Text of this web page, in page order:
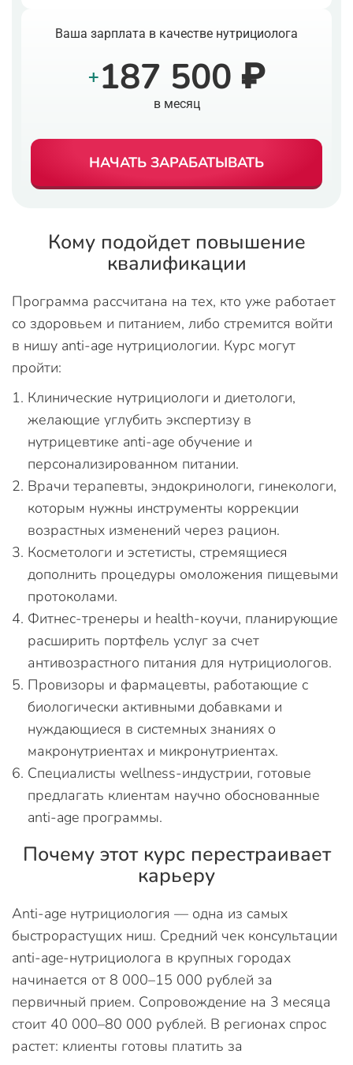
Ваша зарплата в качестве нутрициолога
+187 500 ₽
в месяц
НАЧАТЬ ЗАРАБАТЫВАТЬ
Кому подойдет повышение
квалификации
Программа рассчитана на тех, кто уже работает
со здоровьем и питанием, либо стремится войти
в нишу anti-age нутрициологии. Курс могут
пройти:
Клинические нутрициологи и диетологи,
желающие углубить экспертизу в
нутрицевтике anti-age обучение и
персонализированном питании.
Врачи терапевты, эндокринологи, гинекологи,
которым нужны инструменты коррекции
возрастных изменений через рацион.
Косметологи и эстетисты, стремящиеся
дополнить процедуры омоложения пищевыми
протоколами.
Фитнес-тренеры и health-коучи, планирующие
расширить портфель услуг за счет
антивозрастного питания для нутрициологов.
Провизоры и фармацевты, работающие с
биологически активными добавками и
нуждающиеся в системных знаниях о
макронутриентах и микронутриентах.
Специалисты wellness-индустрии, готовые
предлагать клиентам научно обоснованные
anti-age программы.
Почему этот курс перестраивает
карьеру
Anti-age нутрициология — одна из самых
быстрорастущих ниш. Средний чек консультации
anti-age-нутрициолога в крупных городах
начинается от 8 000–15 000 рублей за
первичный прием. Сопровождение на 3 месяца
стоит 40 000–80 000 рублей. В регионах спрос
растет: клиенты готовы платить за